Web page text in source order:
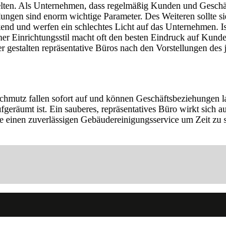
Als Unternehmen, dass regelmäßig Kunden und
sind enorm wichtige Parameter. Des Weiteren sollte
und werfen ein schlechtes Licht auf das Unternehmen.
Einrichtungsstil macht oft den besten Eindruck auf
gestalten repräsentative Büros nach den Vorstellungen
fallen sofort auf und können Geschäftsbeziehungen
ist. Ein sauberes, repräsentatives Büro wirkt sich
zuverlässigen Gebäudereinigungsservice um Zeit zu